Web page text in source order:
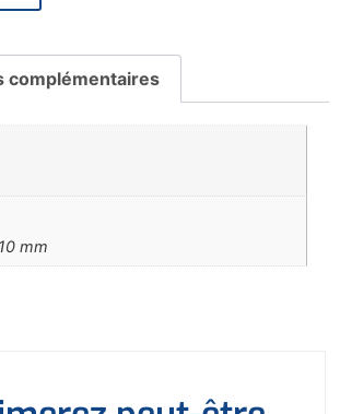
complémentaires
mm